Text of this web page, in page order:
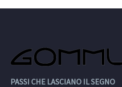
PASSI CHE LASCIANO IL SEGNO